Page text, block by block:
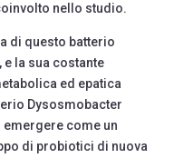
nello studio.
di questo batterio
la sua costante
ed epatica
Dysosmobacter
come un
di probiotici di nuova